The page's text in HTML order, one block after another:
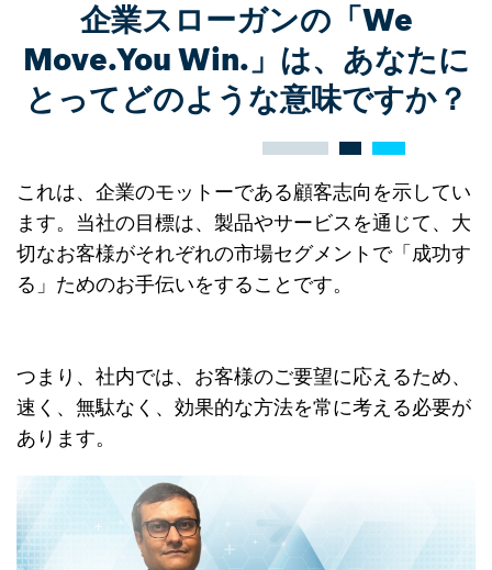
企業スローガンの「We
Move.You Win.」は、あなたに
とってどのような意味ですか？
これは、企業のモットーである顧客志向を示してい
ます。当社の目標は、製品やサービスを通じて、大
切なお客様がそれぞれの市場セグメントで「成功す
る」ためのお手伝いをすることです。
つまり、社内では、お客様のご要望に応えるため、
速く、無駄なく、効果的な方法を常に考える必要が
あります。